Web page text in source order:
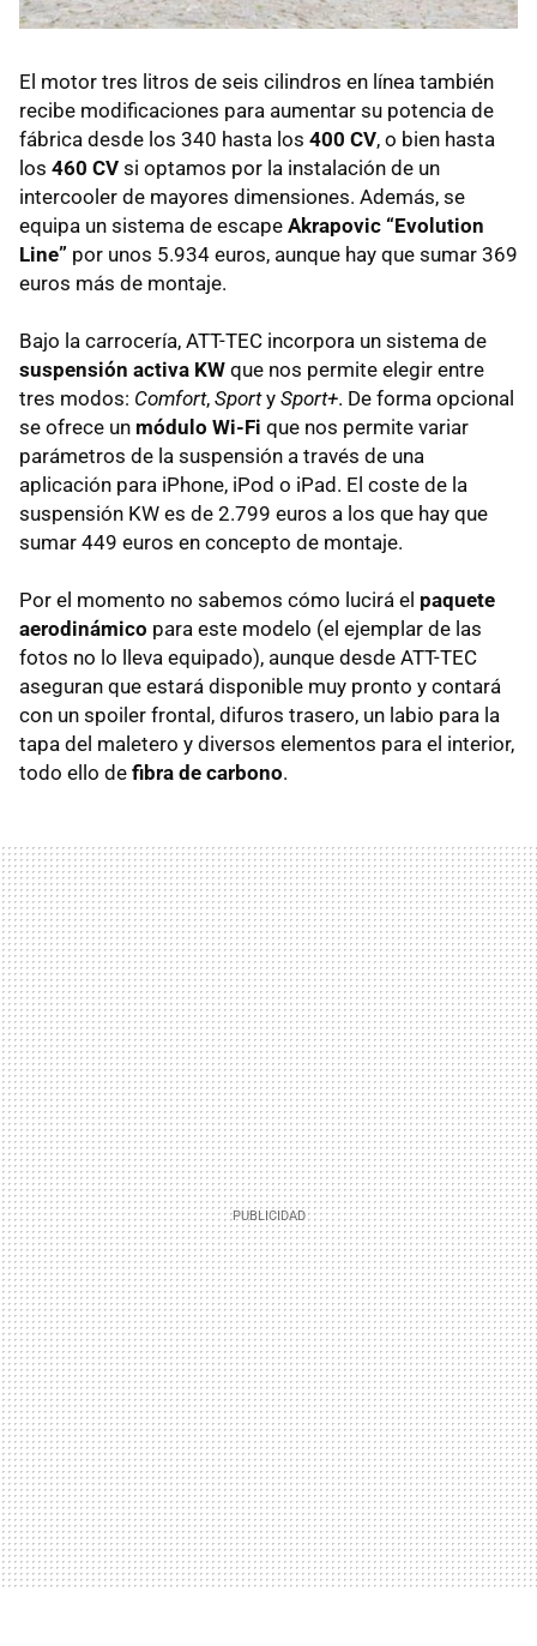
El motor tres litros de seis cilindros en línea también
recibe modificaciones para aumentar su potencia de
fábrica desde los 340 hasta los 400 CV, o bien hasta
los 460 CV si optamos por la instalación de un
intercooler de mayores dimensiones. Además, se
equipa un sistema de escape Akrapovic “Evolution
Line” por unos 5.934 euros, aunque hay que sumar 369
euros más de montaje.
Bajo la carrocería, ATT-TEC incorpora un sistema de
suspensión activa KW que nos permite elegir entre
tres modos: Comfort, Sporty Sport+. De forma opcional
se ofrece un módulo Wi-Fi que nos permite variar
parámetros de la suspensión a través de una
aplicación para iPhone, iPod o iPad. El coste de la
suspensión KW es de 2.799 euros a los que hay que
sumar 449 euros en concepto de montaje.
Por el momento no sabemos cómo lucirá el paquete
aerodinámico para este modelo (el ejemplar de las
fotos no lo lleva equipado), aunque desde ATT-TEC
aseguran que estará disponible muy pronto y contará
con un spoiler frontal, difuros trasero, un labio para la
tapa del maletero y diversos elementos para el interior,
todo ello de fibra de carbono.